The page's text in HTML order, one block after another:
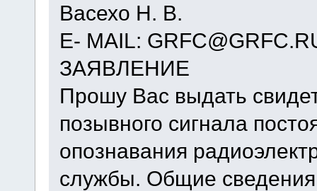
Васехо Н. В.
E- MAIL:
ЗАЯВЛЕНИЕ
Прошу Вас выдать
позывного сигнала
опознавания
службы. Общие сведения